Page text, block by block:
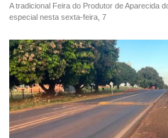
A tradicional Feira do Produtor de Aparecida
especial nesta sexta-feira, 7